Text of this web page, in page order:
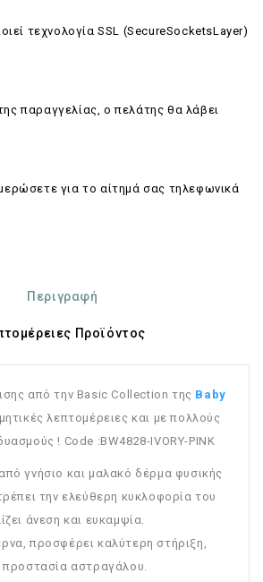
τεχνολογία SSL (SecureSocketsLayer)
παραγγελίας, ο πελάτης θα λάβει
για το αίτημά σας τηλεφωνικά
Περιγραφή
Προϊόντος
από την Basic Collection της Baby
λεπτομέρειες και με πολλούς
! Code :BW4828-IVORY-PINK
γνήσιο και μαλακό δέρμα φυσικής
την ελεύθερη κυκλοφορία του
άνεση και ευκαμψία.
προσφέρει καλύτερη στήριξη,
προστασία αστραγάλου.